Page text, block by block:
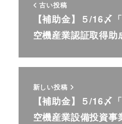
古い投稿
【補助金】５/16
空機産業認証取得
新しい投稿
【補助金】５/16
空機産業設備投資